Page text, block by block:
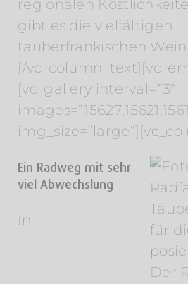
regionalen
gibt es die vielfältigen
tauberfränkischen
[/
[vc_gallery interval=“3″
Der
Ein Radweg mit sehr
viel Abwechslung
In